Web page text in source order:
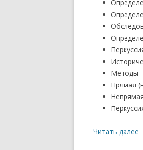
Методы
Прямая
Читать далее